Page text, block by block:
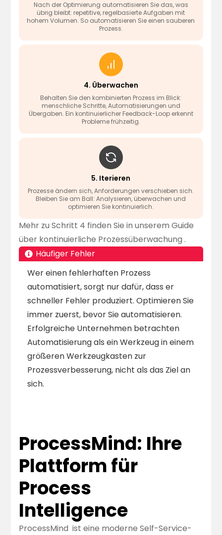
Nach der Optimierung automatisieren Sie das, was
übrig bleibt: repetitive, regelbasierte Aufgaben mit
hohem Volumen. So automatisieren Sie einen sauberen
Prozess.
4. Überwachen
Behalten Sie den kombinierten Prozess im Blick:
menschliche Schritte, Automatisierungen und
Übergaben. Ein kontinuierlicher Feedback-Loop erkennt
Probleme frühzeitig.
5. Iterieren
Prozesse ändern sich, Anforderungen verschieben sich.
Bleiben Sie am Ball: Analysieren, überwachen und
optimieren Sie kontinuierlich.
Mehr zu Schritt 4 finden Sie in unserem Guide
über kontinuierliche Prozessüberwachung .
Häufiger Fehler
Wer einen fehlerhaften Prozess
automatisiert, sorgt nur dafür, dass er
schneller Fehler produziert. Optimieren Sie
immer zuerst, bevor Sie automatisieren.
Erfolgreiche Unternehmen betrachten
Automatisierung als ein Werkzeug in einem
größeren Werkzeugkasten zur
Prozessverbesserung, nicht als das Ziel an
sich.
ProcessMind: Ihre
Plattform für
Process
Intelligence
ProcessMind ist eine moderne Self-Service-